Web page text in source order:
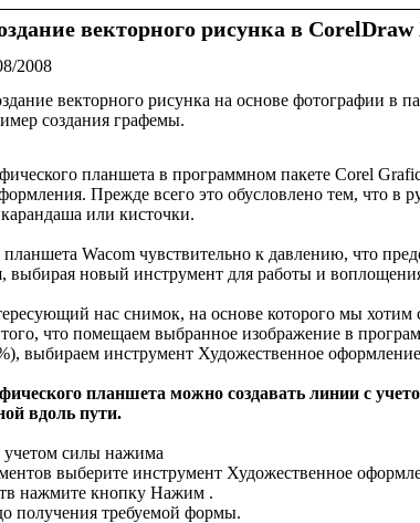
векторного рисунка в
2008
векторного рисунка на основе фотографии в
создания графемы.
планшета в программном пакете Corel
Прежде всего это обусловлено тем,
или кисточки.
Wacom чувствительно к давлению, что
выбирая новый инструмент для работы и
нас снимок, на основе которого мы хотим
что помещаем выбранное изображение в
выбираем инструмент Художественное
планшета можно создавать линии с
вдоль пути.
силы нажима
выберите инструмент Художественное
нажмите кнопку Нажим .
получения требуемой формы.